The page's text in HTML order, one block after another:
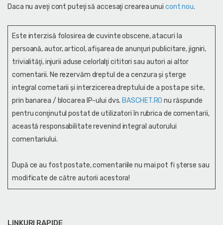
LINKURI RAPIDE
Daca nu aveţi cont puteţi să accesaţi crearea unui cont nou.
Este interzisă folosirea de cuvinte obscene, atacuri la
persoană, autor, articol, afişarea de anunţuri publicitare, jigniri,
trivialităţi, injurii aduse celorlalţi cititori sau autori ai altor
comentarii. Ne rezervăm dreptul de a cenzura și şterge
integral cometarii și interzicerea dreptului de a posta pe site,
prin banarea / blocarea IP-ului dvs. BASCHET.RO nu răspunde
pentru conţinutul postat de utilizatori în rubrica de comentarii,
această responsabilitate revenind integral autorului
comentariului.
După ce au fost postate, comentariile nu mai pot fi șterse sau
modificate de către autorii acestora!